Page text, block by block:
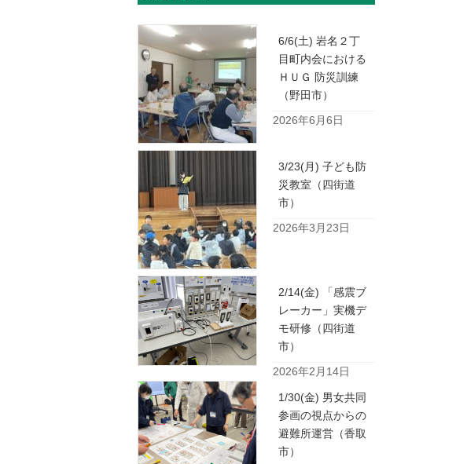
6/6(土) 岩名２丁
目町内会における
ＨＵＧ 防災訓練
（野田市）
2026年6月6日
3/23(月) 子ども防
災教室（四街道
市）
2026年3月23日
2/14(金) 「感震ブ
レーカー」実機デ
モ研修（四街道
市）
2026年2月14日
1/30(金) 男女共同
参画の視点からの
避難所運営（香取
市）